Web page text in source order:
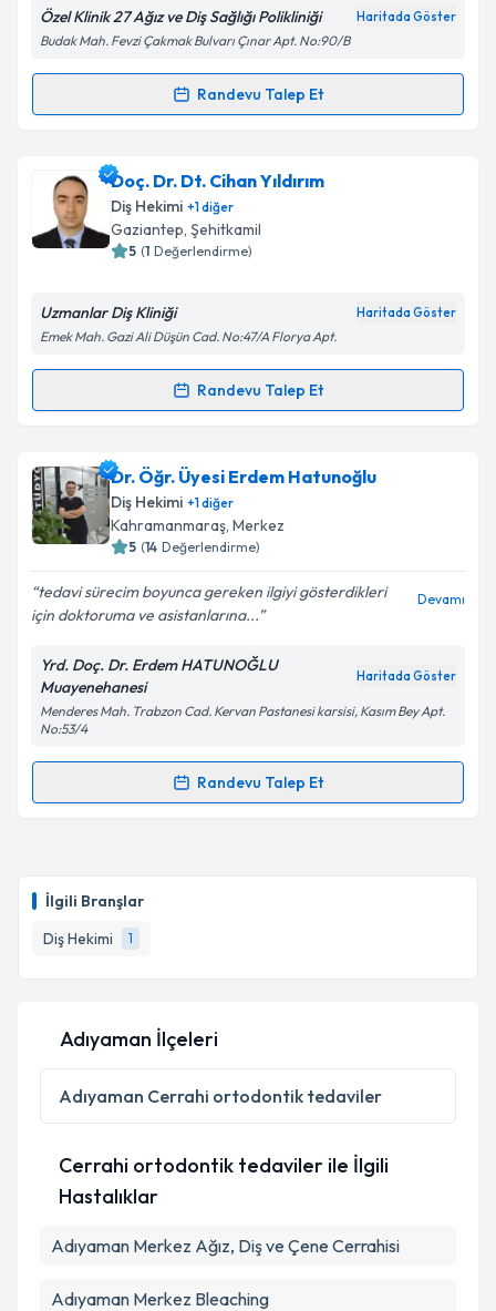
İlgili Branşlar
Diş Hekimi
1
Kişisel verilerimin işlenmesine ilişkin
Metni'ni okudum ve kişisel verilerimin belirtilen
Takvim Talebini Gönder
Özel Klinik 27 Ağız ve Diş Sağlığı Polikliniği Haritada Göster
Budak Mah. Fevzi Çakmak Bulvarı Çınar Apt. No:90/B
Randevu Talep Et
Randevu Takvimi Talebi
Uzm. Dr. Dt. Serhat Ramoğluiçin randevu takvimi
talebi oluşturun. Size bu uzmandan randevu almanız
için bir takvim hazırlandığında e-posta ile
bilgilendireceğiz.
Kişisel verilerimin işlenmesine ilişkin
Takvim Talebini Gönder
Doç. Dr. Dt. Cihan Yıldırım
Diş Hekimi +1diğer
Gaziantep, Şehitkamil
5 (1 Değerlendirme)
Uzmanlar Diş Kliniği Haritada Göster
Emek Mah. Gazi Ali Düşün Cad. No:47/A Florya Apt.
Randevu Talep Et
Randevu Takvimi Talebi
Doç. Dr. Dt. Cihan Yıldırımiçin randevu takvimi
talebi oluşturun. Size bu uzmandan randevu almanız
için bir takvim hazırlandığında e-posta ile
bilgilendireceğiz.
E-posta Adresiniz
Kişisel verilerimin işlenmesine ilişkin
Metni'ni okudum ve kişisel verilerimin belirtilen
Takvim Talebini Gönder
Dr. Öğr. Üyesi Erdem Hatunoğlu
Diş Hekimi +1diğer
Kahramanmaraş, Merkez
5 (14 Değerlendirme)
tedavi sürecim boyunca gereken ilgiyi gösterdikleri
için doktoruma ve asistanlarına...
Devamı
Yrd. Doç. Dr. Erdem HATUNOĞLU
Muayenehanesi
Haritada Göster
Menderes Mah. Trabzon Cad. Kervan Pastanesi karsisi, Kasım Bey Apt.
No:53/4
Randevu Talep Et
Randevu Takvimi Talebi
almanız için bir takvim hazırlandığında e-posta ile
bilgilendireceğiz.
E-posta Adresiniz
Kişisel verilerimin işlenmesine ilişkin
Aydınlatma
Metni 'ni okudum ve kişisel verilerimin belirtilen
Adıyaman İlçeleri
Adıyaman Cerrahi ortodontik tedaviler
Cerrahi ortodontik tedaviler ile İlgili
Hastalıklar
Adıyaman Merkez Ağız, Diş ve Çene Cerrahisi
Adıyaman Merkez Bleaching